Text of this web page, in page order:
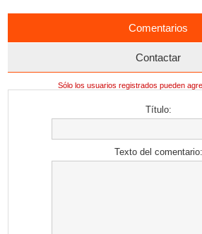
Comentarios
Contactar
Sólo los usuarios registrados pueden
Título:
Texto del comentario: